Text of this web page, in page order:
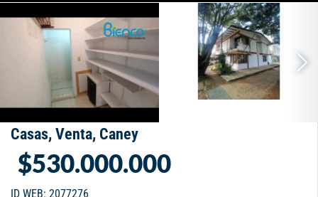
Casas, Venta, Caney
$530.000.000
ID WEB: 2077276